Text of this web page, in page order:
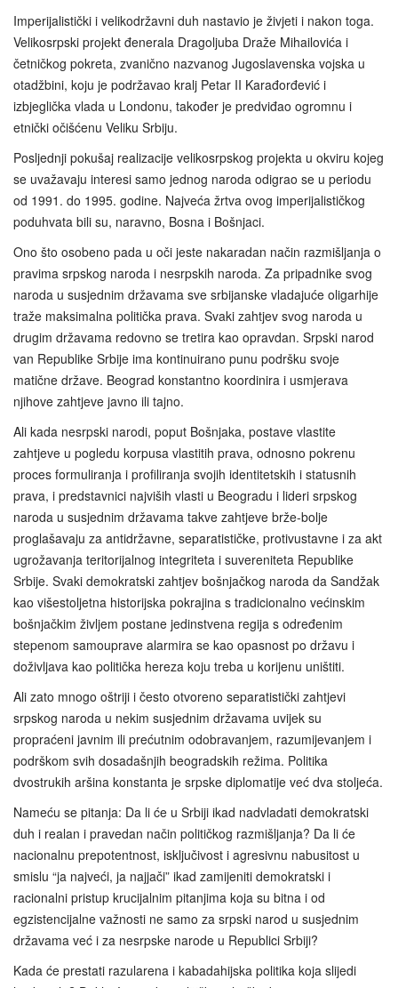
Imperijalistički i velikodržavni duh nastavio je živjeti i nakon toga.
Velikosrpski projekt đenerala Dragoljuba Draže Mihailovića i
četničkog pokreta, zvanično nazvanog Jugoslavenska vojska u
otadžbini, koju je podržavao kralj Petar II Karađorđević i
izbjeglička vlada u Londonu, također je predviđao ogromnu i
etnički očišćenu Veliku Srbiju.
Posljednji pokušaj realizacije velikosrpskog projekta u okviru kojeg
se uvažavaju interesi samo jednog naroda odigrao se u periodu
od 1991. do 1995. godine. Najveća žrtva ovog imperijalističkog
poduhvata bili su, naravno, Bosna i Bošnjaci.
Ono što osobeno pada u oči jeste nakaradan način razmišljanja o
pravima srpskog naroda i nesrpskih naroda. Za pripadnike svog
naroda u susjednim državama sve srbijanske vladajuće oligarhije
traže maksimalna politička prava. Svaki zahtjev svog naroda u
drugim državama redovno se tretira kao opravdan. Srpski narod
van Republike Srbije ima kontinuirano punu podršku svoje
matične države. Beograd konstantno koordinira i usmjerava
njihove zahtjeve javno ili tajno.
Ali kada nesrpski narodi, poput Bošnjaka, postave vlastite
zahtjeve u pogledu korpusa vlastitih prava, odnosno pokrenu
proces formuliranja i profiliranja svojih identitetskih i statusnih
prava, i predstavnici najviših vlasti u Beogradu i lideri srpskog
naroda u susjednim državama takve zahtjeve brže-bolje
proglašavaju za antidržavne, separatističke, protivustavne i za akt
ugrožavanja teritorijalnog integriteta i suvereniteta Republike
Srbije. Svaki demokratski zahtjev bošnjačkog naroda da Sandžak
kao višestoljetna historijska pokrajina s tradicionalno većinskim
bošnjačkim življem postane jedinstvena regija s određenim
stepenom samouprave alarmira se kao opasnost po državu i
doživljava kao politička hereza koju treba u korijenu uništiti.
Ali zato mnogo oštriji i često otvoreno separatistički zahtjevi
srpskog naroda u nekim susjednim državama uvijek su
propraćeni javnim ili prećutnim odobravanjem, razumijevanjem i
podrškom svih dosadašnjih beogradskih režima. Politika
dvostrukih aršina konstanta je srpske diplomatije već dva stoljeća.
Nameću se pitanja: Da li će u Srbiji ikad nadvladati demokratski
duh i realan i pravedan način političkog razmišljanja? Da li će
nacionalnu prepotentnost, isključivost i agresivnu nabusitost u
smislu “ja najveći, ja najjači” ikad zamijeniti demokratski i
racionalni pristup krucijalnim pitanjima koja su bitna i od
egzistencijalne važnosti ne samo za srpski narod u susjednim
državama već i za nesrpske narode u Republici Srbiji?
Kada će prestati razularena i kabadahijska politika koja slijedi